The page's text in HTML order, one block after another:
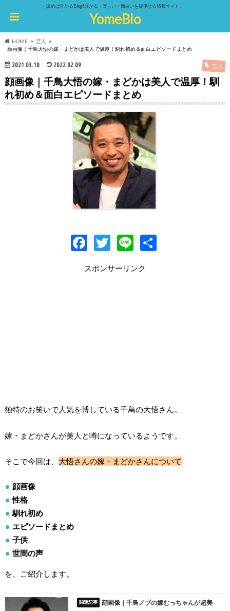
読めば分かるBlog!分かる・楽しい・面白いを提供する情報サイト。
YomeBlo
HOME
芸人
顔画像｜千鳥大悟の嫁・まどかは美人で温厚！馴れ初め＆面白エピソードまとめ
2021.03.10 2022.02.09 芸人
顔画像｜千鳥大悟の嫁・まどかは美人で温厚！馴
れ初め＆面白エピソードまとめ
F
e
T
itt
Li
e
共
スポンサーリンク
独特のお笑いで人気を博している千鳥の大悟さん。
嫁・まどかさんが美人と噂になっているようです。
そこで今回は、 大悟さんの嫁・まどかさんについて
顔画像
性格
馴れ初め
エピソードまとめ
子供
世間の声
を、ご紹介します。
顔画像｜千鳥ノブの嫁むっちゃんが超美